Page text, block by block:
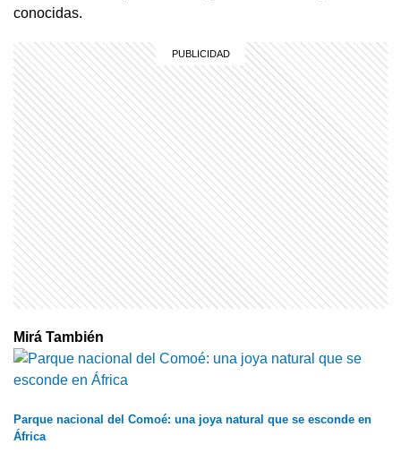
conocidas.
Mirá También
Parque nacional del Comoé: una joya natural que se esconde en
África